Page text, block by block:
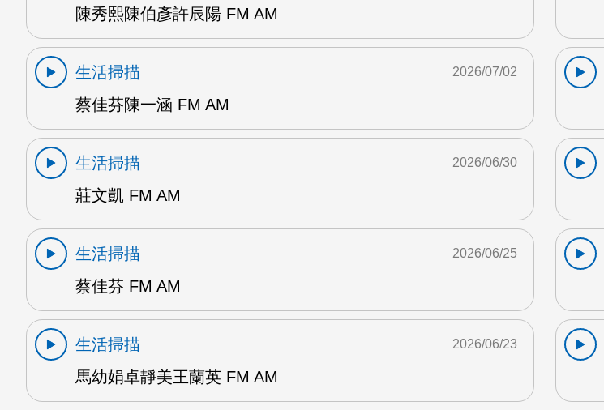
陳秀熙陳伯彥許辰陽 FM AM
生活掃描
蔡佳芬陳一涵 FM AM
2026/07/02
生活掃描
莊文凱 FM AM
2026/06/30
生活掃描
蔡佳芬 FM AM
2026/06/25
生活掃描
馬幼娟卓靜美王蘭英 FM AM
2026/06/23